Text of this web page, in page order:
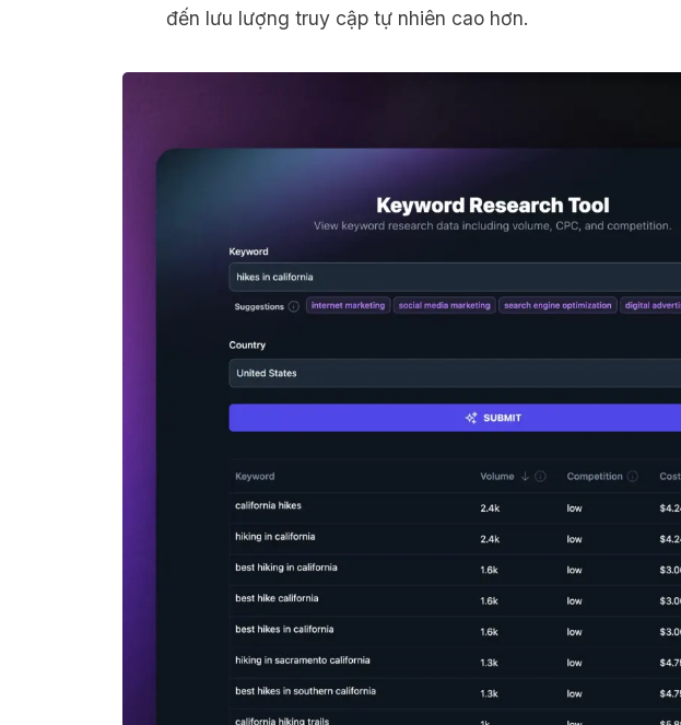
đến lưu lượng truy cập tự nhiên cao hơn.